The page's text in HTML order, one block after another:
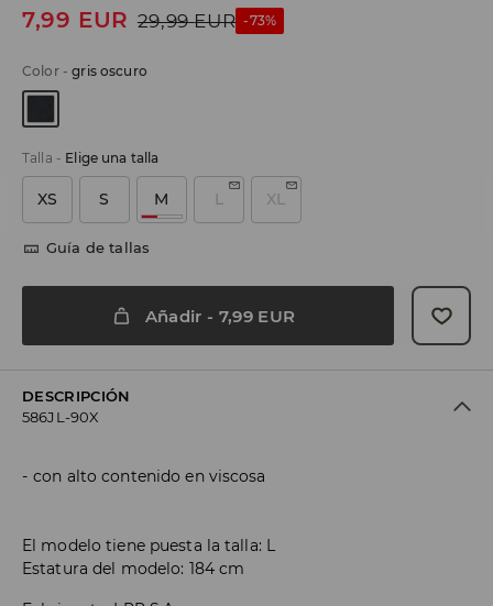
7,99 EUR 29,99 EUR -73%
Color-gris oscuro
Talla - Elige una talla
XS S M L XL
Guía de tallas
Añadir - 7,99 EUR
DESCRIPCIÓN
586JL-90X
con alto contenido en viscosa
El modelo tiene puesta la talla: L
Estatura del modelo: 184 cm